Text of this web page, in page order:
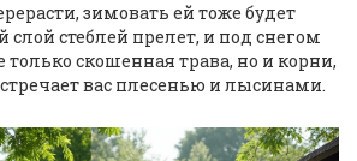
зимовать ей тоже будет
слой стеблей прелет, и под снегом
только скошенная трава, но и корни,
вас плесенью и лысинами.